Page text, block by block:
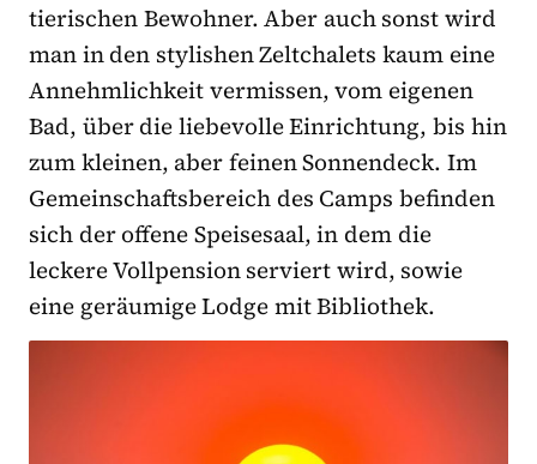
tierischen Bewohner. Aber auch sonst wird
man in den stylishen Zeltchalets kaum eine
Annehmlichkeit vermissen, vom eigenen
Bad, über die liebevolle Einrichtung, bis hin
zum kleinen, aber feinen Sonnendeck. Im
Gemeinschaftsbereich des Camps befinden
sich der offene Speisesaal, in dem die
leckere Vollpension serviert wird, sowie
eine geräumige Lodge mit Bibliothek.